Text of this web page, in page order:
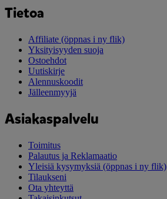
Tietoa
Affiliate (öppnas i ny flik)
Yksityisyyden suoja
Ostoehdot
Uutiskirje
Alennuskoodit
Jälleenmyyjä
Asiakaspalvelu
Toimitus
Palautus ja Reklamaatio
Yleisiä kysymyksiä (öppnas i ny flik)
Tilaukseni
Ota yhteyttä